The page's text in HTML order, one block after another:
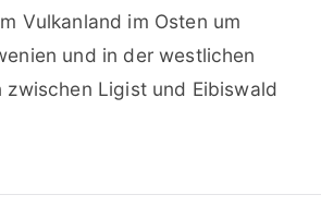
Vulkanland im Osten um
und in der westlichen
zwischen Ligist und Eibiswald